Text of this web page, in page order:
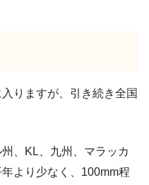
りますが、引き続き全国
、KL、九州、マラッカ
より少なく、100mm程